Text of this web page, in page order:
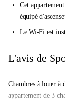
Cet
équipé
Le Wi-Fi est
L'avis de
Chambres à louer à
appartement de 3